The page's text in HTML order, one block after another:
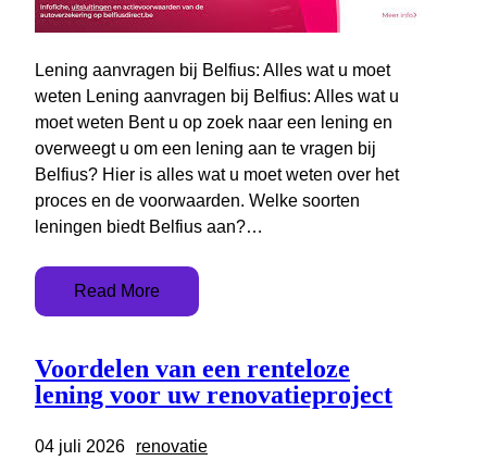
Lening aanvragen bij Belfius: Alles wat u moet
weten Lening aanvragen bij Belfius: Alles wat u
moet weten Bent u op zoek naar een lening en
overweegt u om een lening aan te vragen bij
Belfius? Hier is alles wat u moet weten over het
proces en de voorwaarden. Welke soorten
leningen biedt Belfius aan?…
Read More
Voordelen van een renteloze
lening voor uw renovatieproject
04 juli 2026 renovatie